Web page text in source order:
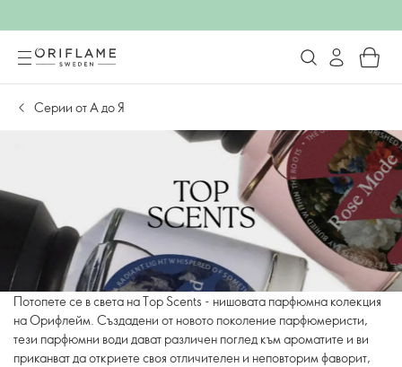
Серии от А до Я
Потопете се в света на Top Scents - нишовата парфюмна колекция
на Oрифлейм. Създадени от новото поколение парфюмеристи,
тези парфюмни води дават различен поглед към ароматите и ви
приканват да откриете своя отличителен и неповторим фаворит,